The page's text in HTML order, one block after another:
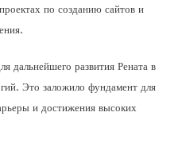
по созданию сайтов и
дальнейшего развития Рената в
Это заложило фундамент для
и достижения высоких